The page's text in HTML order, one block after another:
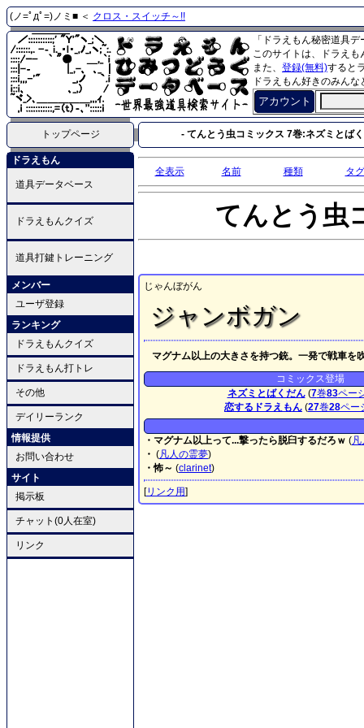
(ノ=ﾟдﾟ=)ノミ■ ＜ クロス・スイッチ～!!
「ドラえもん秘密道具
このサイトは、ドラえ
また、 登録(無料)すると
ドラえもん好きのみん
アカウント
トップページ - てんとう虫コミックス 7巻:ネズミとば
ドラえもん
道具データベース
ドラえもんクイズ
道具打鍵トレーニング
メンバー
ユーザ登録
ランキング
ドラえもんクイズ
ドラえもん打トレ
その他
デイリーランク
情報提供
お問い合わせ
サイト
掲示板
チャット(0人在室)
リンク
全表示 名前 種類 タグ
てんとう虫
じゃんぼがん
ジャンボガン
マグナム以上の大きさを持つ銃。一発で戦車を
コミックス登場
ネズミとばくだん(7巻83ペー
恋するドラえもん (27巻28ペー
・マグナム以上って...撃ったら脱臼するだろｗ (凡
・ (凡人の霊夢)
・怖～ (clarinet)
[リンク用]